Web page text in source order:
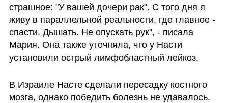
страшное: "У вашей дочери рак". С того дня я
живу в параллельной реальности, где главное -
спасти. Дышать. Не опускать рук", - писала
Мария. Она также уточняла, что у Насти
установили острый лимфобластный лейкоз.
В Израиле Насте сделали пересадку костного
мозга, однако победить болезнь не удавалось.